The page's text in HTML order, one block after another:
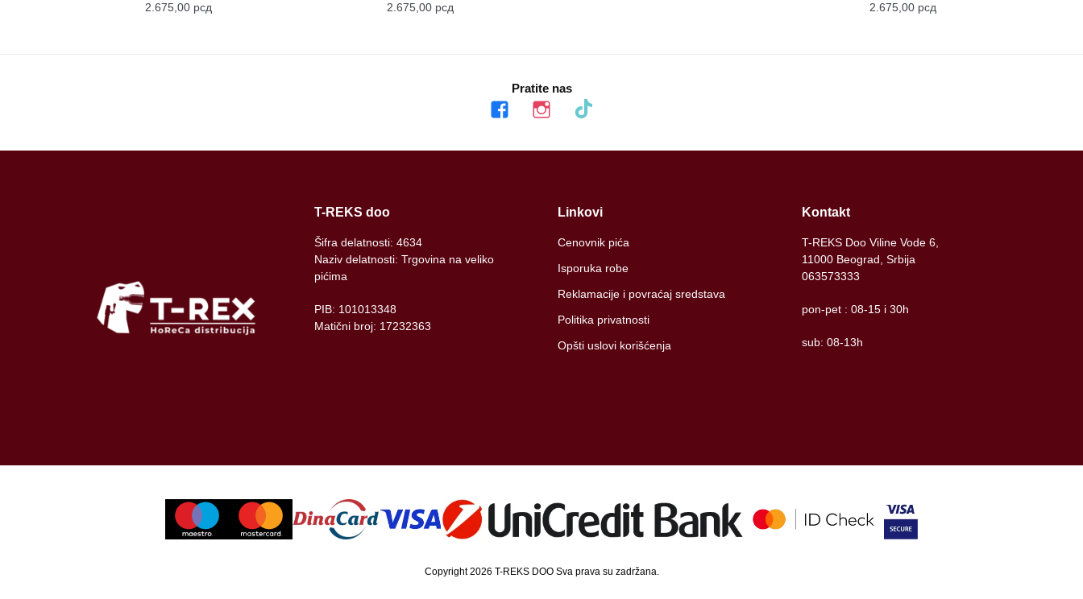
2.675,00 рсд 2.675,00 рсд 2.675,00 рсд
Pratite nas
facebookinstagramtiktok
T-REKS doo
Šifra delatnosti: 4634
Naziv delatnosti: Trgovina na veliko
pićima
PIB: 101013348
Matični broj: 17232363
Linkovi
Cenovnik pića
Isporuka robe
Reklamacije i povraćaj sredstava
Politika privatnosti
Opšti uslovi korišćenja
Kontakt
T-REKS Doo Viline Vode 6,
11000 Beograd, Srbija
063573333
pon-pet : 08-15 i 30h
sub: 08-13h
Copyright 2026 T-REKS DOO Sva prava su zadržana.